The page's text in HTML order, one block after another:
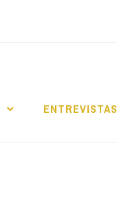
ENTREVISTAS